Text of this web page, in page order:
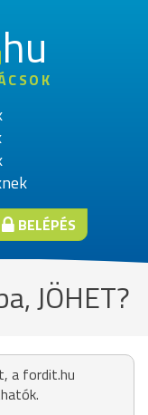
hu
BELÉPÉS
JÖHET?
a fordit.hu